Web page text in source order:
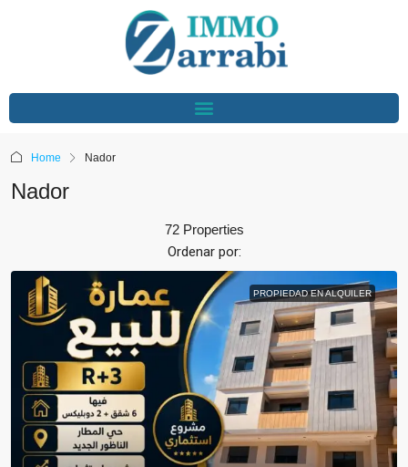
Home Nador
Nador
72 Properties
Ordenar por:
PROPIEDAD EN ALQUILER